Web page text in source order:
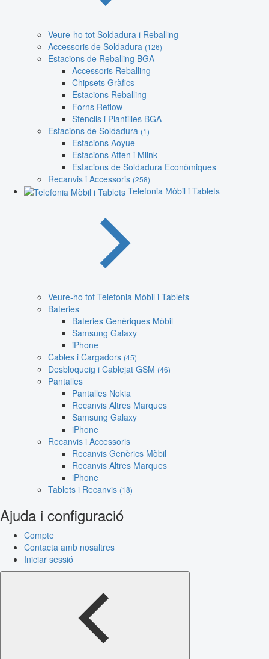
Veure-ho tot Soldadura i Reballing
Accessoris de Soldadura (126)
Estacions de Reballing BGA
Accessoris Reballing
Chipsets Gràfics
Estacions Reballing
Forns Reflow
Stencils i Plantilles BGA
Estacions de Soldadura (1)
Estacions Aoyue
Estacions Atten i Mlink
Estacions de Soldadura Econòmiques
Recanvis i Accessoris (258)
Telefonia Mòbil i Tablets
Veure-ho tot Telefonia Mòbil i Tablets
Bateries
Bateries Genèriques Mòbil
Samsung Galaxy
iPhone
Cables i Cargadors (45)
Desbloqueig i Cablejat GSM (46)
Pantalles
Pantalles Nokia
Recanvis Altres Marques
Samsung Galaxy
iPhone
Recanvis i Accessoris
Recanvis Genèrics Mòbil
Recanvis Altres Marques
iPhone
Tablets i Recanvis (18)
Ajuda i configuració
Compte
Contacta amb nosaltres
Iniciar sessió